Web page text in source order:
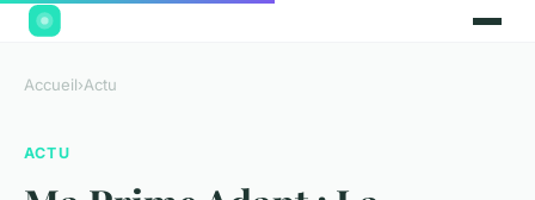
Accueil›Actu
ACTU